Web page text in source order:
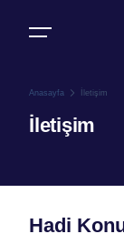
Anasayfa İletişim
İletişim
Hadi